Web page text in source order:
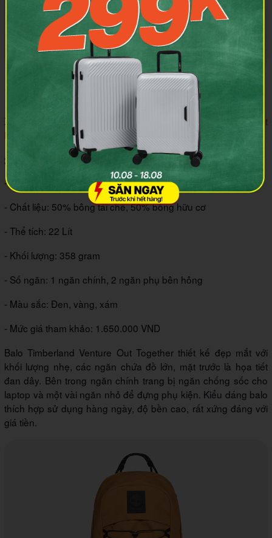
Balo Timberland Heritage thiết kế nắp gập trẻ trung, năng
động
Xem thêm:
Mách bạn 10 mẫu balo Timbuk2 đáng mua nhất
hiện nay
3.6 Balo Timberland Venture Out Together
- Kích thước: 18 x 25 x 4 (cm)
- Chất liệu: 50% bông tái chế, 50% bông hữu cơ
- Thể tích: 22 Lít
- Khối lượng: 358 gram
- Số ngăn: 1 ngăn chính, 2 ngăn phụ bên hông
- Màu sắc: Đen, vàng, xám
- Mức giá tham khảo: 1.650.000 VND
Balo Timberland Venture Out Together thiết kế đẹp mắt với
khối lượng nhẹ, các ngăn chứa đồ lớn, mặt trước là họa tiết
đan dây. Bên trong ngăn chính trang bị ngăn chống sốc cho
laptop và một vài ngăn nhỏ để đựng phụ kiện. Kiểu dáng balo
thích hợp sử dụng hàng ngày, độ bền cao, rất xứng đáng với
giá tiền.